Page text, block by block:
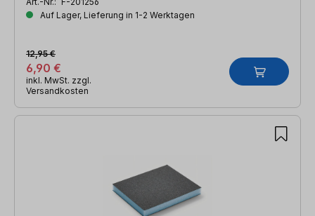
Auf Lager, Lieferung in 1-2 Werktagen
6,90 €
12,95 €
inkl. MwSt. zzgl.
Versandkosten